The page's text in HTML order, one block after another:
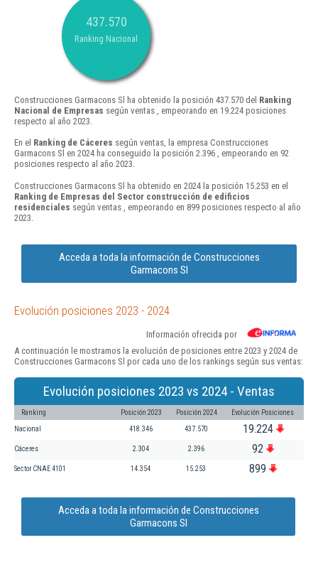
437.570
Ranking Nacional
Construcciones Garmacons Sl ha obtenido la posición 437.570 del Ranking
Nacional de Empresas según ventas , empeorando en 19.224 posiciones
respecto al año 2023.
En el Ranking de Cáceres según ventas, la empresa Construcciones
Garmacons Sl en 2024 ha conseguido la posición 2.396 , empeorando en 92
posiciones respecto al año 2023.
Construcciones Garmacons Sl ha obtenido en 2024 la posición 15.253 en el
Ranking de Empresas del Sector construcción de edificios
residenciales según ventas , empeorando en 899 posiciones respecto al año
2023.
Acceda a toda la información de Construcciones
Garmacons Sl
Evolución posiciones 2023 - 2024
Información ofrecida por
A continuación le mostramos la evolución de posiciones entre 2023 y 2024 de
Construcciones Garmacons Sl por cada uno de los rankings según sus ventas:
Evolución posiciones 2023 vs 2024 - Ventas
Ranking Posición 2023 Posición 2024 Evolución Posiciones
Nacional 418.346 437.570 19.224
Cáceres 2.304 2.396 92
Sector CNAE 4101 14.354 15.253 899
Acceda a toda la información de Construcciones
Garmacons Sl